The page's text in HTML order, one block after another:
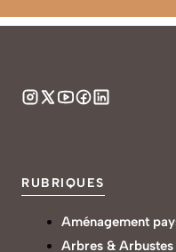
RUBRIQUES
Aménagement
Arbres & Arbustes